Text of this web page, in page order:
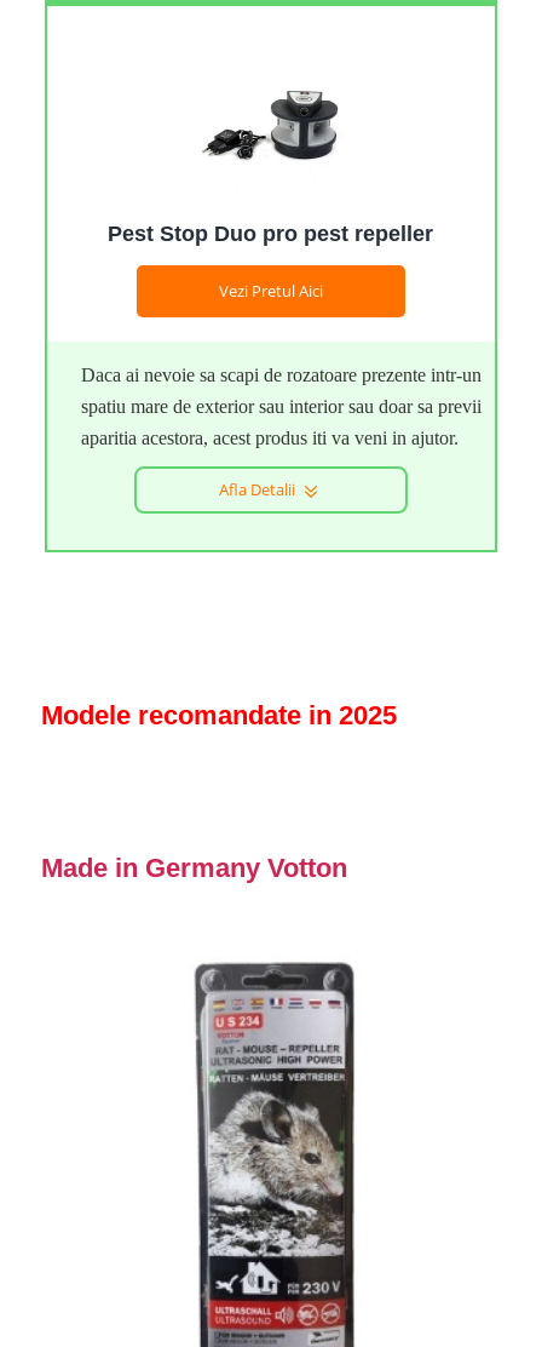
Pest Stop Duo pro pest repeller
Vezi Pretul Aici
Daca ai nevoie sa scapi de rozatoare prezente intr-un
spatiu mare de exterior sau interior sau doar sa previi
aparitia acestora, acest produs iti va veni in ajutor.
Afla Detalii
Modele recomandate in 2025
Made in Germany Votton